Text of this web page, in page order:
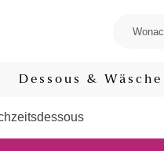
Dessous & Wäsche